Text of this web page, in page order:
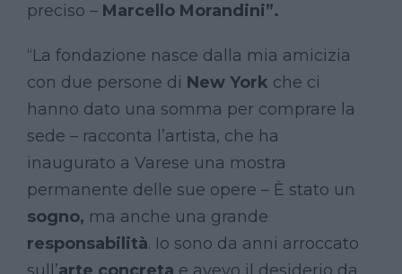
preciso – Marcello Morandini”.
“La fondazione nasce dalla mia amicizia
con due persone di New York che ci
hanno dato una somma per comprare la
sede – racconta l’artista, che ha
inaugurato a Varese una mostra
permanente delle sue opere – È stato un
sogno, ma anche una grande
responsabilità. Io sono da anni arroccato